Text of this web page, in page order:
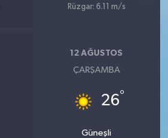
Rüzgar: 6.11 m/s
12 AĞUSTOS
ÇARŞAMBA
26°
Güneşli